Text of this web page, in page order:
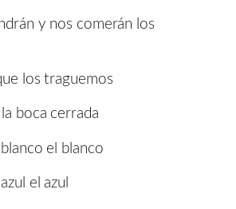
y nos comerán los
los traguemos
boca cerrada
el blanco
el azul